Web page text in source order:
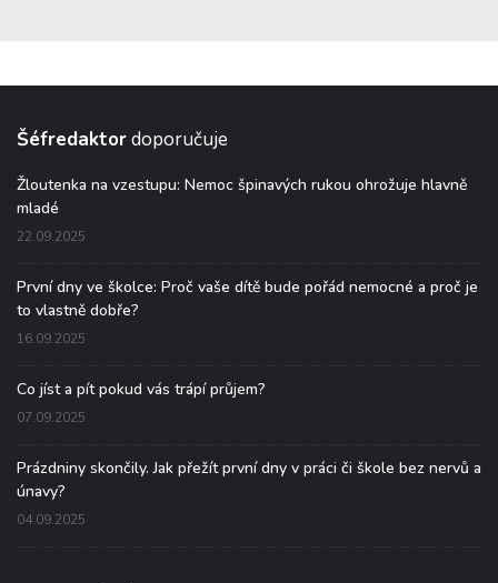
Šéfredaktordoporučuje
Žloutenka na vzestupu: Nemoc špinavých rukou ohrožuje hlavně
mladé
22.09.2025
První dny ve školce: Proč vaše dítě bude pořád nemocné a proč je
to vlastně dobře?
16.09.2025
Co jíst a pít pokud vás trápí průjem?
07.09.2025
Prázdniny skončily. Jak přežít první dny v práci či škole bez nervů a
únavy?
04.09.2025